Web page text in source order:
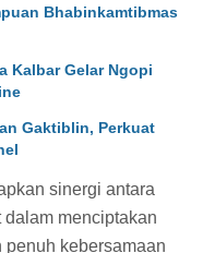
Bhabinkamtibmas
Kalbar Gelar Ngopi
Gaktiblin, Perkuat
sinergi antara
menciptakan
penuh kebersamaan